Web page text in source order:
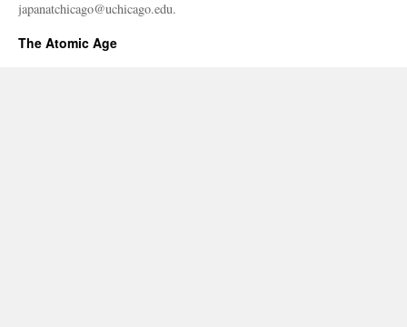
japanatchicago@uchicago.edu.
The Atomic Age